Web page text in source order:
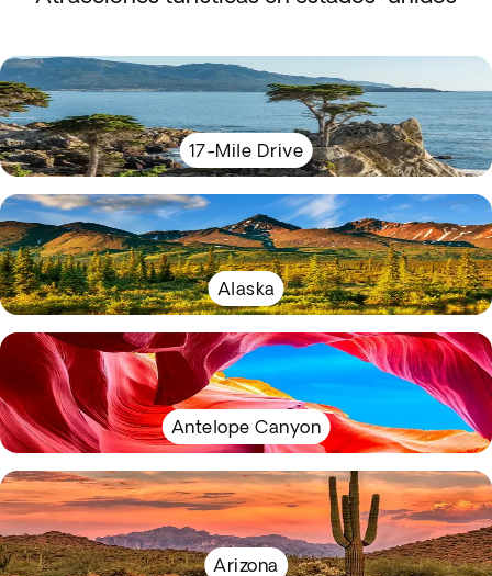
17-Mile Drive
Alaska
Antelope Canyon
Arizona